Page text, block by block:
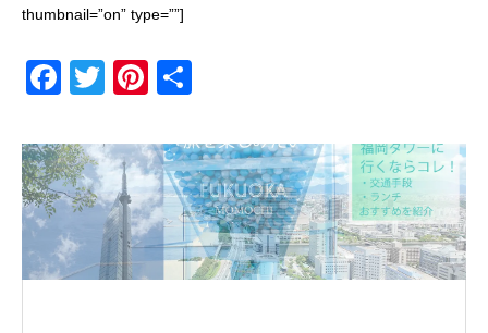
thumbnail=”on” type=””]
F
c
e
b
o
o
T
tt
er
Pi
er
e
st